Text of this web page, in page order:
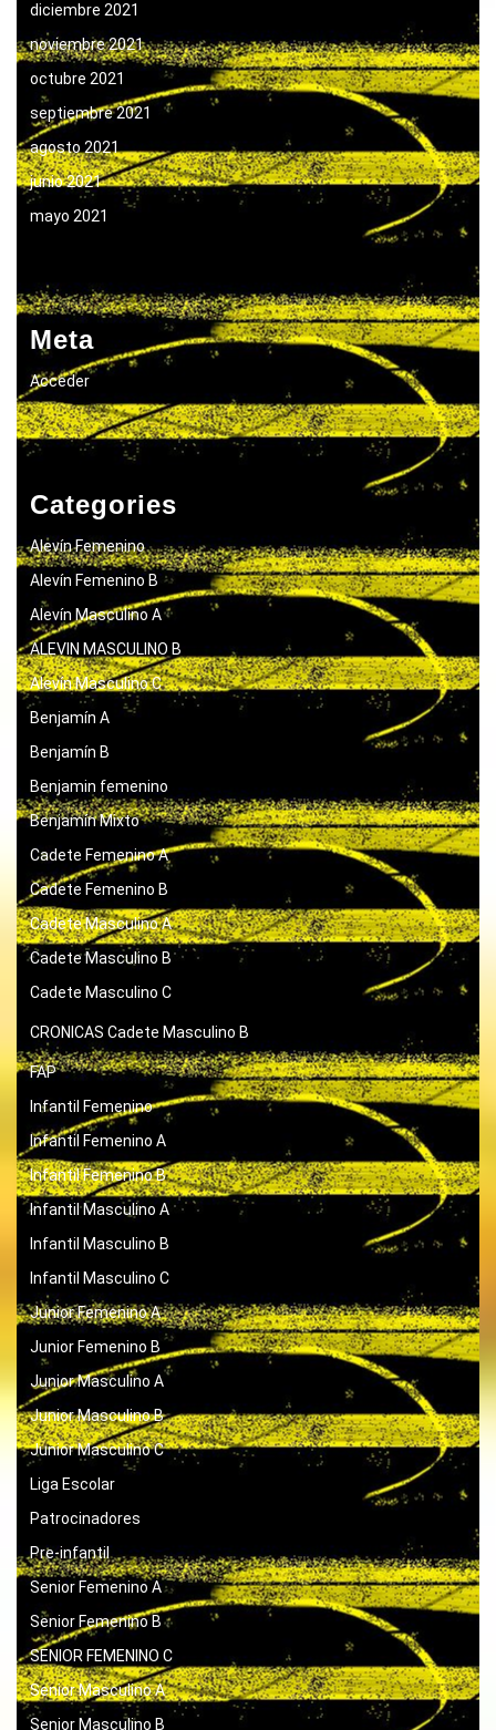
diciembre 2021
noviembre 2021
octubre 2021
septiembre 2021
agosto 2021
junio 2021
mayo 2021
Meta
Acceder
Categories
Alevín Femenino
Alevín Femenino B
Alevín Masculino A
ALEVIN MASCULINO B
Alevín Masculino C
Benjamín A
Benjamín B
Benjamin femenino
Benjamín Mixto
Cadete Femenino A
Cadete Femenino B
Cadete Masculino A
Cadete Masculino B
Cadete Masculino C
CRONICAS Cadete Masculino B
FAP
Infantil Femenino
Infantil Femenino A
Infantil Femenino B
Infantil Masculino A
Infantil Masculino B
Infantil Masculino C
Junior Femenino A
Junior Femenino B
Junior Masculino A
Junior Masculino B
Junior Masculino C
Liga Escolar
Patrocinadores
Pre-infantil
Senior Femenino A
Senior Femenino B
SENIOR FEMENINO C
Senior Masculino A
Senior Masculino B